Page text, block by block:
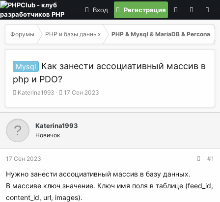
Вход Регистрация
Форумы PHP и базы данных PHP & Mysql & MariaDB & Percona
Mysql
Как занести ассоциативный массив в
php и PDO?
А
т
о
р
т
ы
Katerina1993
Д
т
н
а
17 Сен 2023
Katerina1993
Новичок
17 Сен 2023 #1
Нужно занести ассоциативный массив в базу данных.
В массиве ключ значение. Ключ имя поля в таблице (feed_id,
content_id, url, images).